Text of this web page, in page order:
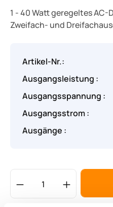
1 - 40 Watt geregeltes
Zweifach- und
Artikel-Nr.:
Ausgangsleistung :
Ausgangsspannung :
Ausgangsstrom :
Ausgänge :
Produkt Anzahl: